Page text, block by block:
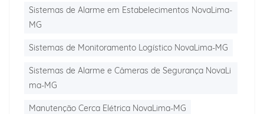
Sistemas de Alarme em Estabelecimentos NovaLima-
MG
Sistemas de Monitoramento Logístico NovaLima-MG
Sistemas de Alarme e Câmeras de Segurança NovaLi
ma-MG
Manutenção Cerca Elétrica NovaLima-MG